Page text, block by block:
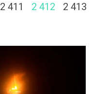
2 411 2 412 2 413